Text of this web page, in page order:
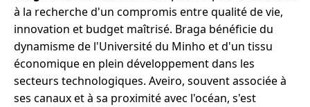
à la recherche d'un compromis entre qualité de vie,
innovation et budget maîtrisé. Braga bénéficie du
dynamisme de l'Université du Minho et d'un tissu
économique en plein développement dans les
secteurs technologiques. Aveiro, souvent associée à
ses canaux et à sa proximité avec l'océan, s'est